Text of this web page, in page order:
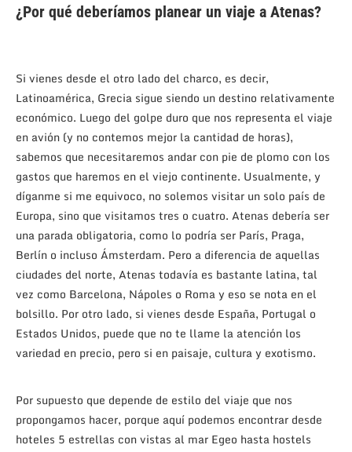
¿Por qué deberíamos planear un viaje a Atenas?
Si vienes desde el otro lado del charco, es decir,
Latinoamérica, Grecia sigue siendo un destino relativamente
económico. Luego del golpe duro que nos representa el viaje
en avión (y no contemos mejor la cantidad de horas),
sabemos que necesitaremos andar con pie de plomo con los
gastos que haremos en el viejo continente. Usualmente, y
díganme si me equivoco, no solemos visitar un solo país de
Europa, sino que visitamos tres o cuatro. Atenas debería ser
una parada obligatoria, como lo podría ser París, Praga,
Berlín o incluso Ámsterdam. Pero a diferencia de aquellas
ciudades del norte, Atenas todavía es bastante latina, tal
vez como Barcelona, Nápoles o Roma y eso se nota en el
bolsillo. Por otro lado, si vienes desde España, Portugal o
Estados Unidos, puede que no te llame la atención los
variedad en precio, pero si en paisaje, cultura y exotismo.
Por supuesto que depende de estilo del viaje que nos
propongamos hacer, porque aquí podemos encontrar desde
hoteles 5 estrellas con vistas al mar Egeo hasta hostels